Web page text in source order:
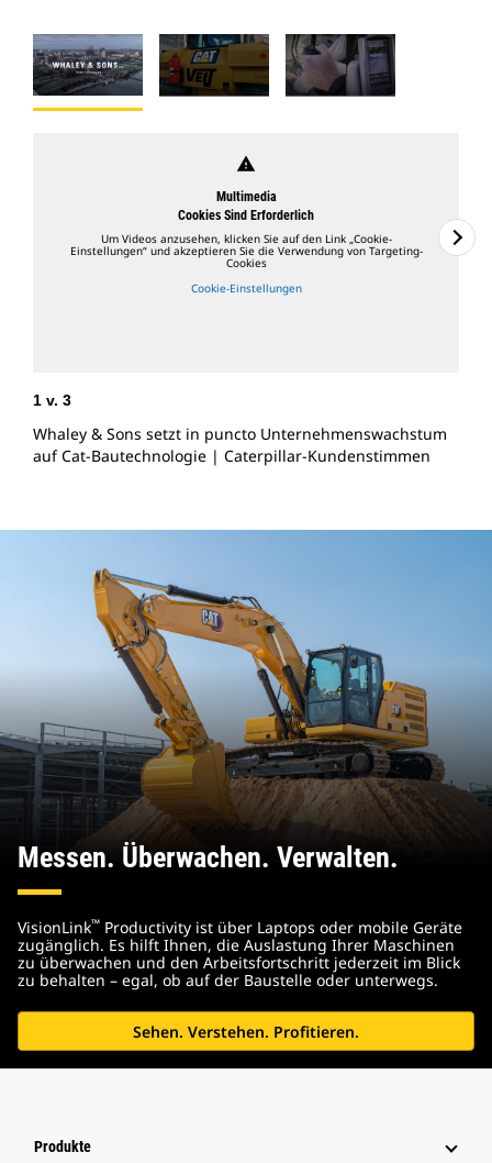
warning
Multimedia
Cookies Sind Erforderlich
Um Videos anzusehen, klicken Sie auf den Link „Cookie-
Einstellungen“ und akzeptieren Sie die Verwendung von Targeting-
Cookies
Cookie-Einstellungen
1 v. 3
Whaley & Sons setzt in puncto Unternehmenswachstum
auf Cat-Bautechnologie | Caterpillar-Kundenstimmen
Messen. Überwachen. Verwalten.
VisionLink™ Productivity ist über Laptops oder mobile Geräte
zugänglich. Es hilft Ihnen, die Auslastung Ihrer Maschinen
zu überwachen und den Arbeitsfortschritt jederzeit im Blick
zu behalten – egal, ob auf der Baustelle oder unterwegs.
Sehen. Verstehen. Profitieren.
Produkte